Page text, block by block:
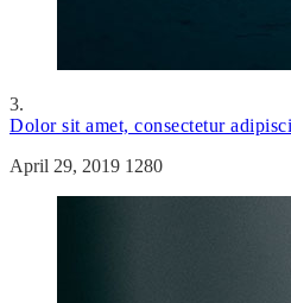
3.
Dolor sit amet, consectetur
April 29, 2019 1280